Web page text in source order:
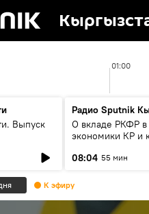
01:00
Выпуск
Радио Sputnik
О вкладе РКФР в
экономики КР и
08:04 55 мин
К эфиру